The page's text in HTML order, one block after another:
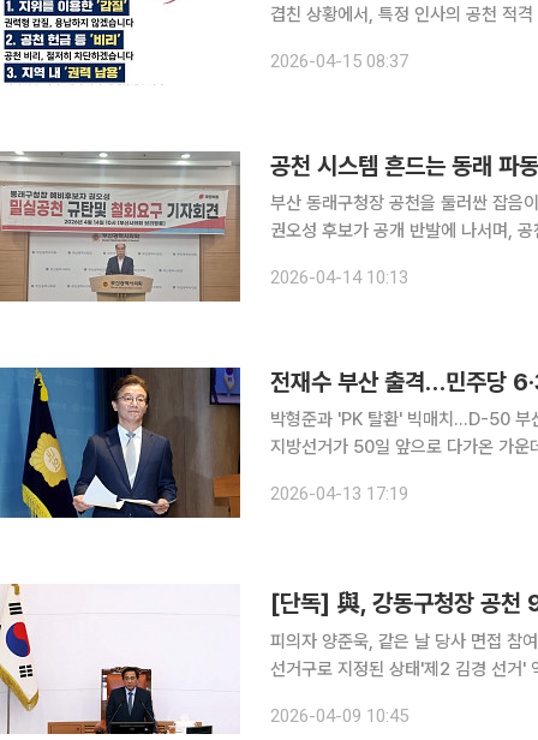
겹친 상황에서, 특정 인사의 공천 적
다. 언론 보도와 시민단체 고발에 따
2026-04-15 08:37
공천 시스템 흔드는 동래 파
부산 동래구청장 공천을 둘러싼 잡음
권오성 후보가 공개 반발에 나서며,
위만 경선에 올린 결정은 상식과 민심
2026-04-14 10:13
전재수 부산 출격…민주당
박형준과 'PK 탈환' 빅매치…D-50 부
지방선거가 50일 앞으로 다가온 가운
2026-04-13 17:19
[단독] 與, 강동구청장 공천
피의자 양준욱, 같은 날 당사 면접 참
선거구로 지정된 상태'제2 김경 선거' 역풍 우려 당내 경계감
의혹'에 연루돼 피의자 신분으로 전환
2026-04-09 10:45